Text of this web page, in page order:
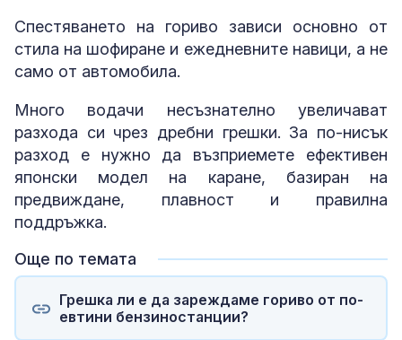
Спестяването на гориво зависи основно от
стила на шофиране и ежедневните навици, а не
само от автомобила.
Много водачи несъзнателно увеличават
разхода си чрез дребни грешки. За по-нисък
разход е нужно да възприемете ефективен
японски модел на каране, базиран на
предвиждане, плавност и правилна
поддръжка.
Още по темата
Грешка ли е да зареждаме гориво от по-
евтини бензиностанции?